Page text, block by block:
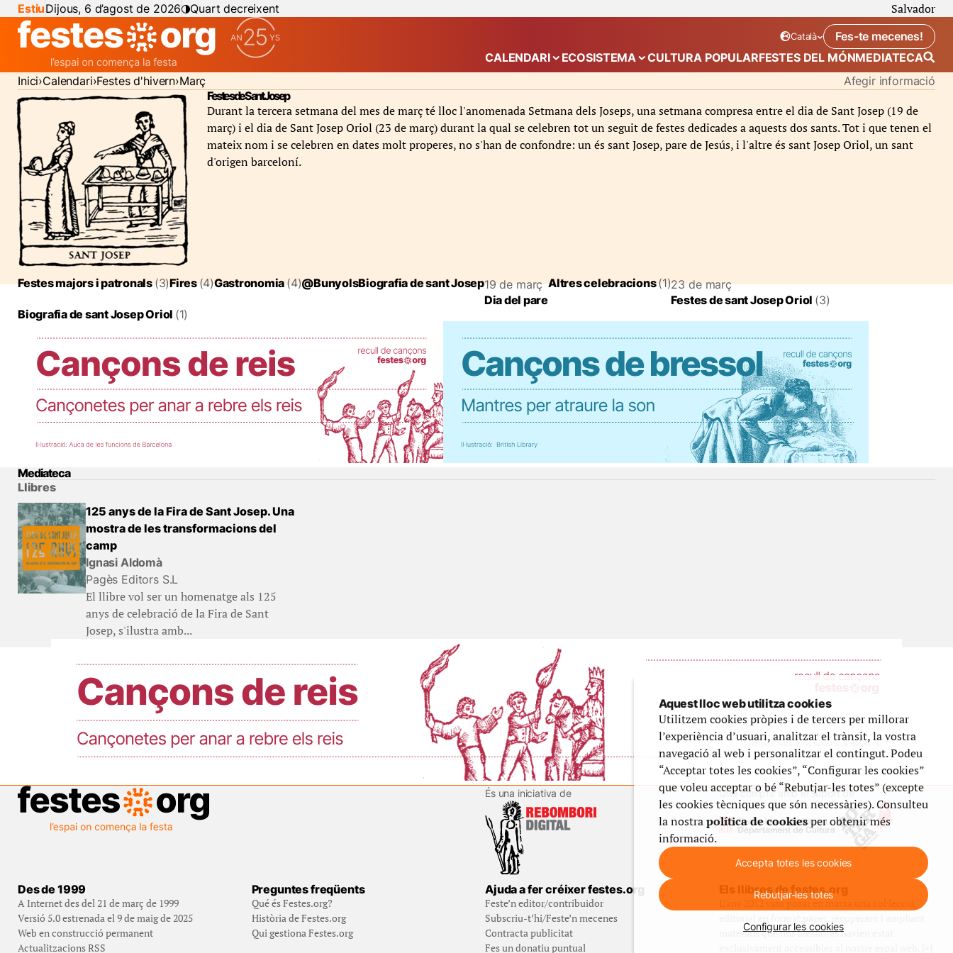
EstiuDijous, 6 d’agost de 2026 Quart decreixent Salvador
Idioma seleccionat:
Català
. Canviar idiomaFes-te mecenes!
CALENDARI Mostra el submenú de “Calendari”
ECOSISTEMA Mostra el submenú de “Ecosistema”
CULTURA POPULARFESTES DEL MÓNMEDIATECA
Inici Calendari Festes d'hivern Març
Afegir informació
Festes de Sant Josep
Durant la tercera setmana del mes de març té lloc l'anomenada Setmana dels Joseps, una setmana compresa entre el dia de Sant Josep (19 de
març) i el dia de Sant Josep Oriol (23 de març) durant la qual se celebren tot un seguit de festes dedicades a aquests dos sants. Tot i que tenen el
mateix nom i se celebren en dates molt properes, no s'han de confondre: un és sant Josep, pare de Jesús, i l'altre és sant Josep Oriol, un sant
d'origen barceloní.
Festes majors i patronals(3)Fires(4)Gastronomia(4)@BunyolsBiografia de sant Josep19 de març
Dia del pare
Altres celebracions(1)23 de març
Festes de sant Josep Oriol (3)
Biografia de sant Josep Oriol (1)
Mediateca
Llibres
125 anys de la Fira de Sant Josep. Una
mostra de les transformacions del
camp
Ignasi Aldomà
Pagès Editors S.L
El llibre vol ser un homenatge als 125
anys de celebració de la Fira de Sant
Josep, s'ilustra amb...
És una iniciativa de Que compta amb el suport de
Des de 1999
A Internet des del 21 de març de 1999
Versió 5.0 estrenada el 9 de maig de 2025
Web en construcció permanent
Actualitzacions RSS
Preguntes freqüents
Qué és Festes.org?
Història de Festes.org
Qui gestiona Festes.org
Ajuda a fer créixer festes.org
Feste’n editor/contribuidor
Subscriu-t’hi/Feste’n mecenes
Contracta publicitat
Fes un donatiu puntual
Els llibres de festes.org
L’any 2012 vam posar en marxa una col·lecció
materials que fins aleshores havien estat
Aquest lloc web utilitza cookies
Utilitzem cookies pròpies i de tercers per millorar
l’experiència d’usuari, analitzar el trànsit, la vostra
navegació al web i personalitzar el contingut. Podeu
“Acceptar totes les cookies”, “Configurar les cookies”
que voleu acceptar o bé “Rebutjar-les totes” (excepte
les cookies tècniques que són necessàries). Consulteu
la nostrapolítica de cookiesper obtenir més
informació.
Accepta totes les cookies
Rebutjar-les totes
Configurar les cookies